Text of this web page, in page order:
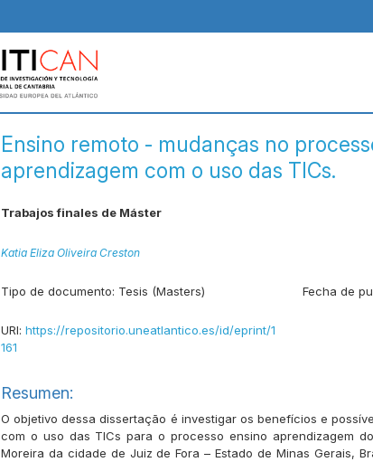
Ensino remoto - mudanças no
aprendizagem com o uso das TICs.
Trabajos finales de Máster
Katia Eliza Oliveira Creston
Tipo de documento: Tesis (Masters) Fecha de
URI: https://repositorio.uneatlantico.es/id/eprint/1
161
Resumen:
O objetivo dessa dissertação é investigar os benefícios e
com o uso das TICs para o processo ensino aprendizagem
Moreira da cidade de Juiz de Fora – Estado de Minas Gerais,